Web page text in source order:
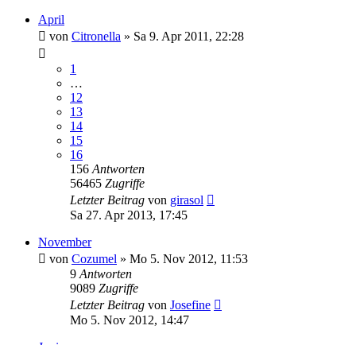
April
von Citronella » Sa 9. Apr 2011, 22:28
1
…
12
13
14
15
16
156 Antworten
56465 Zugriffe
Letzter Beitrag von girasol
Sa 27. Apr 2013, 17:45
November
von Cozumel » Mo 5. Nov 2012, 11:53
9 Antworten
9089 Zugriffe
Letzter Beitrag von Josefine
Mo 5. Nov 2012, 14:47